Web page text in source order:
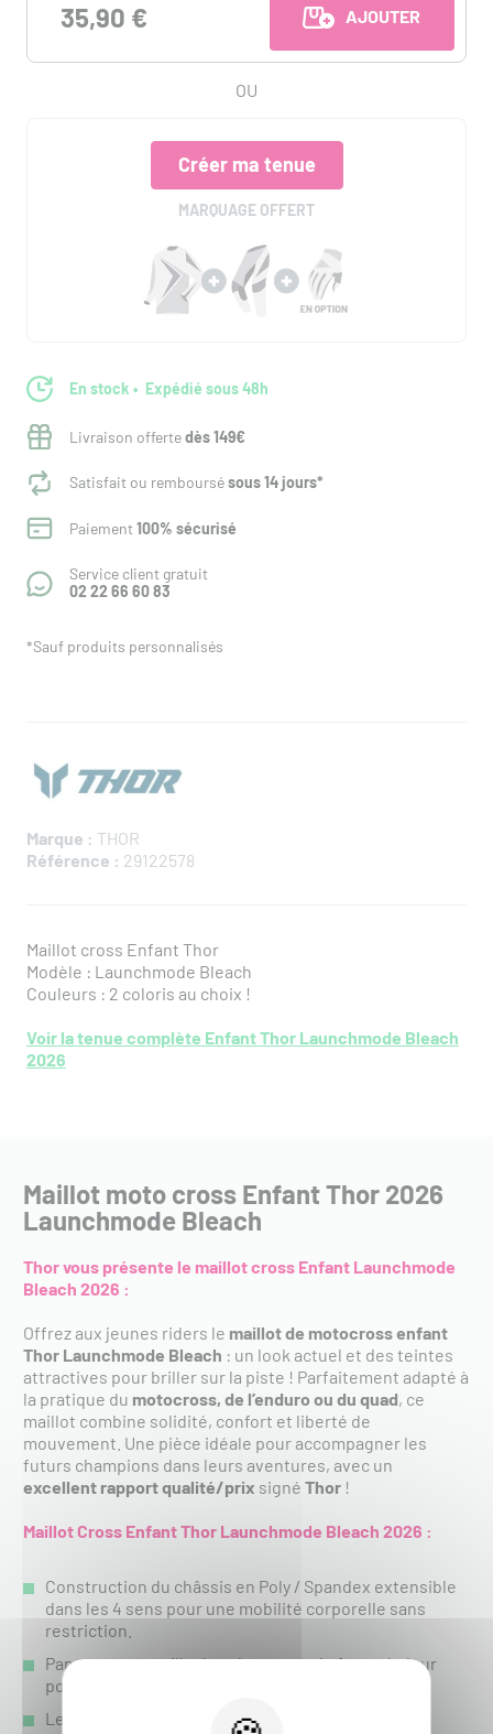
35,90 € AJOUTER AU
OU
Créer ma tenue
MARQUAGE OFFERT
En stock Expédié sous 48h
Livraison offertedès 149€
Satisfait ou remboursésous 14 jours*
Paiement100% sécurisé
Service client gratuit
02 22 66 60 83
*Sauf produits personnalisés
Marque : THOR
Référence : 29122578
Maillot cross Enfant Thor
Modèle : Launchmode Bleach
Couleurs : 2 coloris au choix !
Voir la tenue complète Enfant Thor Launchmode Bleach
2026
Maillot moto cross Enfant Thor 2026
Launchmode Bleach
Thor vous présente le maillot cross Enfant Launchmode
Bleach 2026 :
Offrez aux jeunes riders le maillot de motocross enfant
Thor Launchmode Bleach : un look actuel et des teintes
attractives pour briller sur la piste ! Parfaitement adapté à
la pratique du motocross, de l’enduro ou du quad, ce
maillot combine solidité, confort et liberté de
mouvement. Une pièce idéale pour accompagner les
futurs champions dans leurs aventures, avec un
excellent rapport qualité/prix signéThor !
Maillot Cross Enfant Thor Launchmode Bleach 2026 :
Construction du châssis en Poly / Spandex extensible
dans les 4 sens pour une mobilité corporelle sans
restriction.
Panneaux en maille dans les zones de forte chaleur
pour une meilleure circulation de l'air.
Les propriétés d'évacuation de l'humidité